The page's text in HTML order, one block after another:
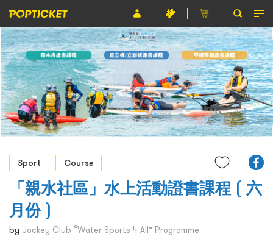
Event
Organiser
About POPTICKET
Terms and Conditions
繁
Sport
Course
「親水社區」水上活動證書課程 ( 六
月份 )
by Jockey Club “Water Sports 4 All” Programme